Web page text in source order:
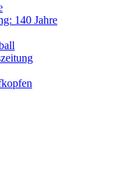
140 Jahre